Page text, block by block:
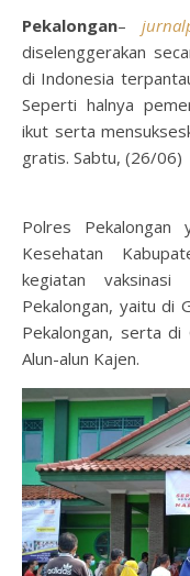
Pekalongan–
diselenggerakan
di Indonesia
Seperti halnya
ikut serta
gratis. Sabtu, (26/06)
Polres Pekalongan
Kesehatan
kegiatan
Pekalongan, yaitu di
Pekalongan, serta
Alun-alun Kajen.